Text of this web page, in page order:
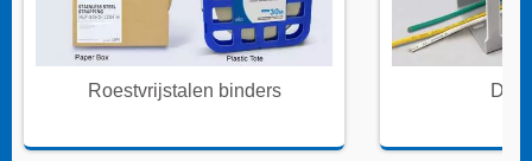
Roestvrijstalen binders